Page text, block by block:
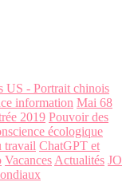
US - Portrait chinois
information Mai 68
2019 Pouvoir des
écologique
travail ChatGPT et
Vacances Actualités JO